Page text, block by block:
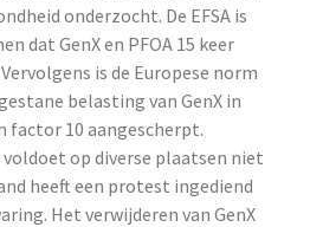
onderzocht. De EFSA is
dat GenX en PFOA 15 keer
is de Europese norm
belasting van GenX in
factor 10 aangescherpt.
op diverse plaatsen niet
heeft een protest ingediend
Het verwijderen van GenX